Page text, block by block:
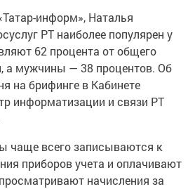
информ», Наталья
РТ наиболее популярен у
62 процента от общего
а мужчины — 38 процентов. Об
на брифинге в Кабинете
информатизации и связи РТ
чаще всего записываются к
приборов учета и оплачивают
начисления за